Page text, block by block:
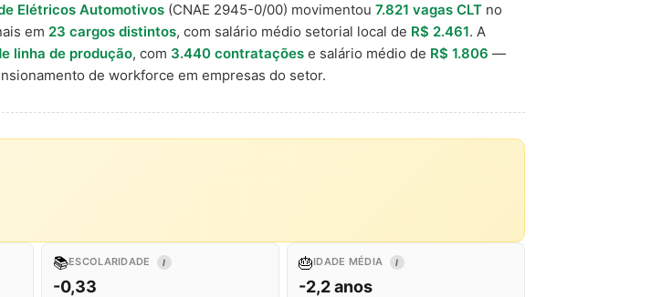
Elétricos Automotivos (CNAE 2945-0/00) movimentou 7.821 vagas CLT no
em 23 cargos distintos, com salário médio setorial local de R$ 2.461. A
linha de produção, com 3.440 contratações e salário médio de R$ 1.806 —
de workforce em empresas do setor.
📚ESCOLARIDADE I
-0,33
🎂IDADE MÉDIA I
-2,2 anos